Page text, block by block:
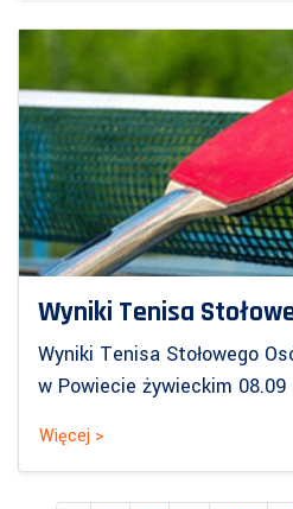
Wyniki Tenisa
Wyniki Tenisa Stołowego
w Powiecie żywieckim
Więcej >